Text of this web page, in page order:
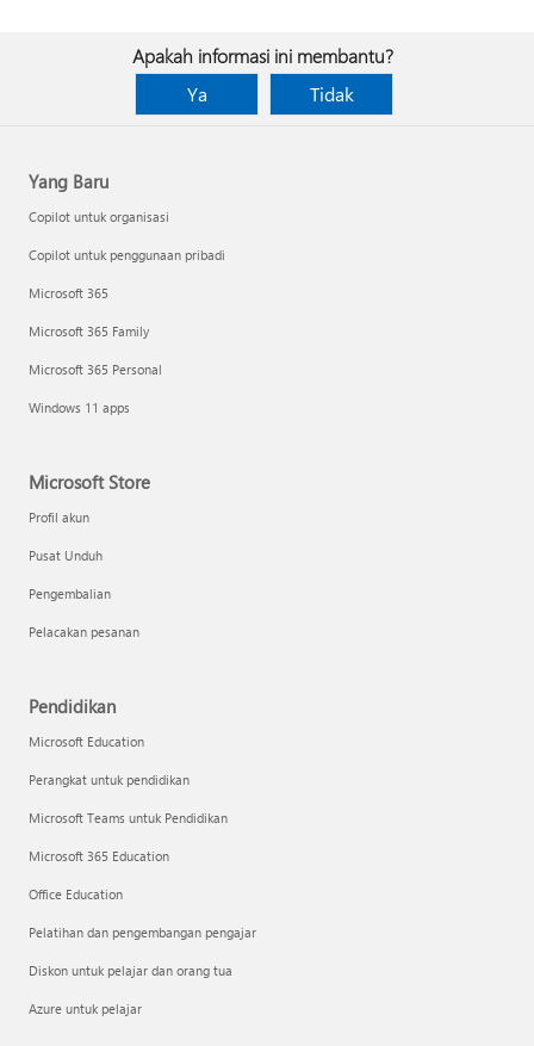
Apakah informasi ini membantu?
Ya
Tidak
Yang Baru
Copilot untuk organisasi
Copilot untuk penggunaan pribadi
Microsoft 365
Microsoft 365 Family
Microsoft 365 Personal
Windows 11 apps
Microsoft Store
Profil akun
Pusat Unduh
Pengembalian
Pelacakan pesanan
Pendidikan
Microsoft Education
Perangkat untuk pendidikan
Microsoft Teams untuk Pendidikan
Microsoft 365 Education
Office Education
Pelatihan dan pengembangan pengajar
Diskon untuk pelajar dan orang tua
Azure untuk pelajar